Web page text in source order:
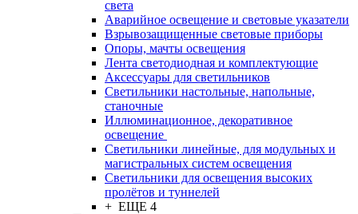
света
Аварийное освещение и световые указатели
Взрывозащищенные световые приборы
Опоры, мачты освещения
Лента светодиодная и комплектующие
Аксессуары для светильников
Светильники настольные, напольные,
станочные
Иллюминационное, декоративное
освещение
Светильники линейные, для модульных и
магистральных систем освещения
Светильники для освещения высоких
пролётов и туннелей
+ ЕЩЕ 4